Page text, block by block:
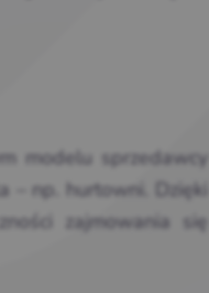
modelu sprzedawcy
– np. hurtowni. Dzięki
zajmowania się